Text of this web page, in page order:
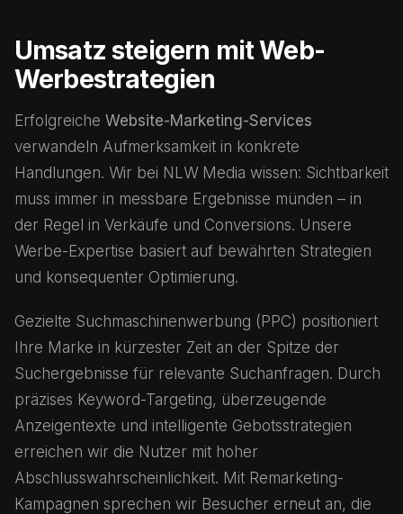
Umsatz steigern mit Web-
Werbestrategien
Erfolgreiche Website-Marketing-Services
verwandeln Aufmerksamkeit in konkrete
Handlungen. Wir bei NLW Media wissen: Sichtbarkeit
muss immer in messbare Ergebnisse münden – in
der Regel in Verkäufe und Conversions. Unsere
Werbe-Expertise basiert auf bewährten Strategien
und konsequenter Optimierung.
Gezielte Suchmaschinenwerbung (PPC) positioniert
Ihre Marke in kürzester Zeit an der Spitze der
Suchergebnisse für relevante Suchanfragen. Durch
präzises Keyword-Targeting, überzeugende
Anzeigentexte und intelligente Gebotsstrategien
erreichen wir die Nutzer mit hoher
Abschlusswahrscheinlichkeit. Mit Remarketing-
Kampagnen sprechen wir Besucher erneut an, die